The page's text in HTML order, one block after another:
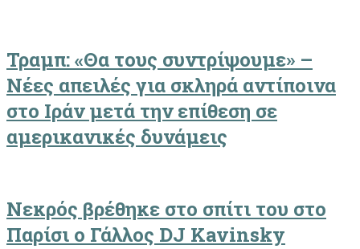
Τραμπ: «Θα τους συντρίψουμε» –
Νέες απειλές για σκληρά αντίποινα
στο Ιράν μετά την επίθεση σε
αμερικανικές δυνάμεις
Νεκρός βρέθηκε στο σπίτι του στο
Παρίσι ο Γάλλος DJ Kavinsky